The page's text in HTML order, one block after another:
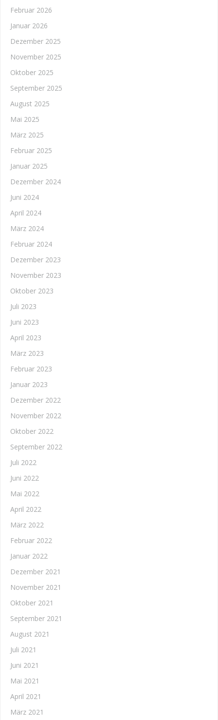
Februar 2026
Januar 2026
Dezember 2025
November 2025
Oktober 2025
September 2025
August 2025
Mai 2025
März 2025
Februar 2025
Januar 2025
Dezember 2024
Juni 2024
April 2024
März 2024
Februar 2024
Dezember 2023
November 2023
Oktober 2023
Juli 2023
Juni 2023
April 2023
März 2023
Februar 2023
Januar 2023
Dezember 2022
November 2022
Oktober 2022
September 2022
Juli 2022
Juni 2022
Mai 2022
April 2022
März 2022
Februar 2022
Januar 2022
Dezember 2021
November 2021
Oktober 2021
September 2021
August 2021
Juli 2021
Juni 2021
Mai 2021
April 2021
März 2021